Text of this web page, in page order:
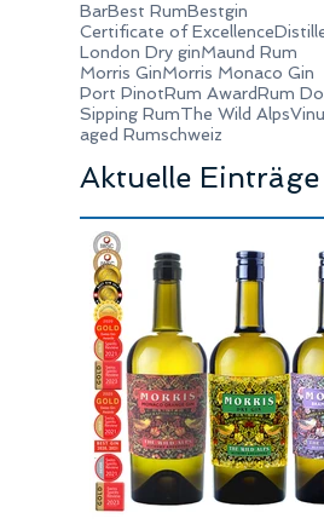
BarBest RumBestgin
Certificate of Excellence
London Dry ginMaund Rum
Morris GinMorris Monaco Gin
Port PinotRum AwardRum
Sipping RumThe Wild Alps
aged Rumschweiz
Aktuelle Einträge